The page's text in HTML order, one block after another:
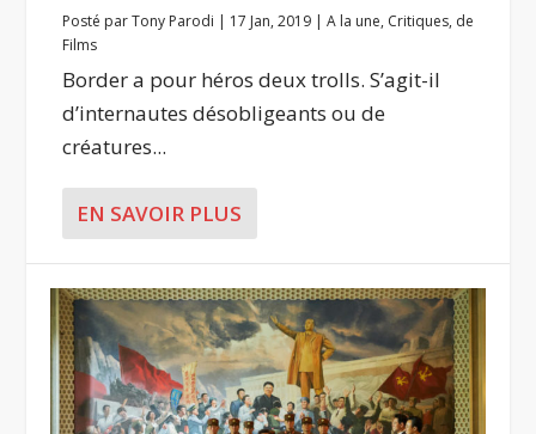
Posté parTony Parodi | 17 Jan, 2019 |A la une, Critiques, de
Films
Border a pour héros deux trolls. S’agit-il
d’internautes désobligeants ou de
créatures...
EN SAVOIR PLUS